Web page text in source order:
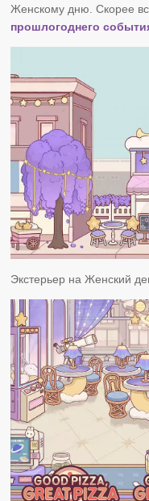
Женскому дню. Скорее
прошлогоднего
Экстерьер на Женский